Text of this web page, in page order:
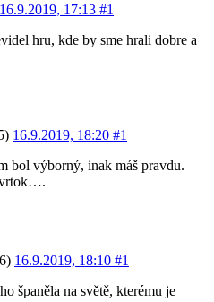
16.9.2019, 17:13 #1
hru, kde by sme hrali dobre a
16.9.2019, 18:20 #1
bol výborný, inak máš pravdu.
16.9.2019, 18:10 #1
španěla na světě, kterému je